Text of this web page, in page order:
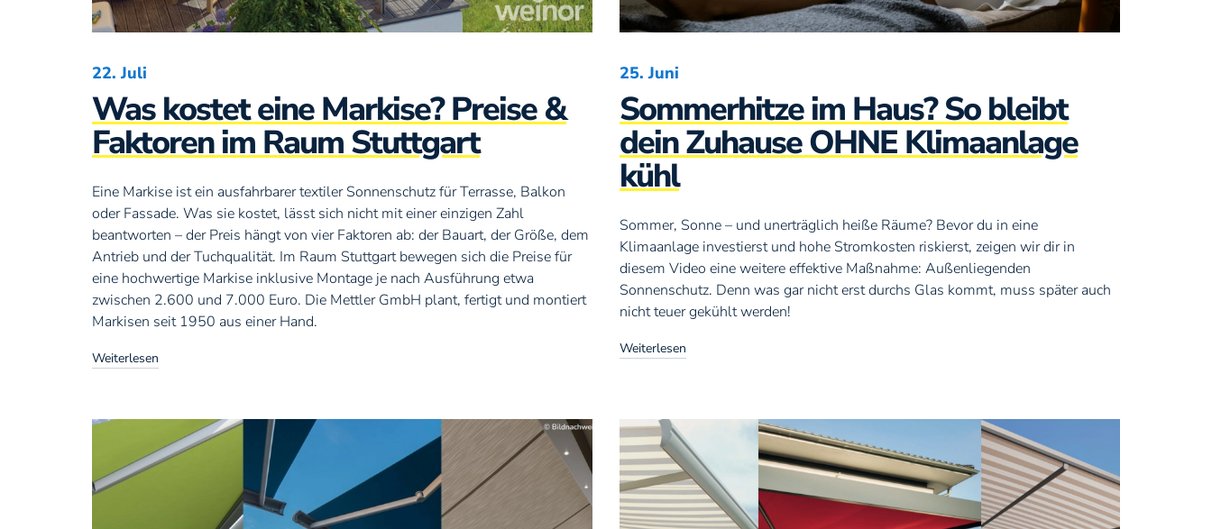
22. Juli
Was kostet eine Markise? Preise &
Faktoren im Raum Stuttgart
Eine Markise ist ein ausfahrbarer textiler Sonnenschutz für Terrasse, Balkon
oder Fassade. Was sie kostet, lässt sich nicht mit einer einzigen Zahl
beantworten – der Preis hängt von vier Faktoren ab: der Bauart, der Größe, dem
Antrieb und der Tuchqualität. Im Raum Stuttgart bewegen sich die Preise für
eine hochwertige Markise inklusive Montage je nach Ausführung etwa
zwischen 2.600 und 7.000 Euro. Die Mettler GmbH plant, fertigt und montiert
Markisen seit 1950 aus einer Hand.
Weiterlesen
25. Juni
Sommerhitze im Haus? So bleibt
dein Zuhause OHNE Klimaanlage
kühl
Sommer, Sonne – und unerträglich heiße Räume? Bevor du in eine
Klimaanlage investierst und hohe Stromkosten riskierst, zeigen wir dir in
diesem Video eine weitere effektive Maßnahme: Außenliegenden
Sonnenschutz. Denn was gar nicht erst durchs Glas kommt, muss später auch
nicht teuer gekühlt werden!
Weiterlesen